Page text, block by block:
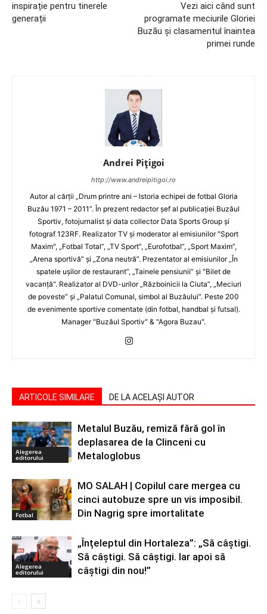
inspirație pentru tinerele
generații
Vezi aici când sunt
programate meciurile Gloriei
Buzău și clasamentul înaintea
primei runde
Andrei Pițigoi
http://www.andreipitigoi.ro
Autor al cărţii „Drum printre ani – Istoria echipei de fotbal Gloria
Buzău 1971 – 2011”. În prezent redactor şef al publicaţiei Buzăul
Sportiv, fotojurnalist şi data collector Data Sports Group şi
fotograf 123RF. Realizator TV şi moderator al emisiunilor "Sport
Maxim", „Fotbal Total”, „TV Sport”, „Eurofotbal”, „Sport Maxim”,
„Arena sportivă” şi „Zona neutră”. Prezentator al emisiunilor „În
spatele uşilor de restaurant”, „Tainele pensiunii” şi "Bilet de
vacanţă". Realizator al DVD-urilor „Războinicii la Ciuta”, „Meciuri
de poveste” şi „Palatul Comunal, simbol al Buzăului”. Peste 200
de evenimente sportive comentate (din fotbal, handbal şi futsal).
Manager "Buzăul Sportiv" & "Agora Buzau".
ARTICOLE SIMILARE DE LA ACELAȘI AUTOR
Alegerea
editorului
Metalul Buzău, remiză fără gol în
deplasarea de la Clinceni cu
Metaloglobus
Fotbal
MO SALAH | Copilul care mergea cu
cinci autobuze spre un vis imposibil.
Din Nagrig spre imortalitate
Alegerea
editorului
„Înțeleptul din Hortaleza”: „Să câștigi.
Să câștigi. Să câștigi. Iar apoi să
câștigi din nou!”